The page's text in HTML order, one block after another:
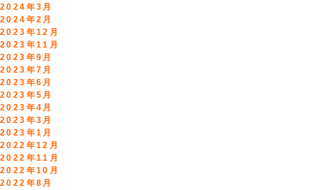
2024年3月
2024年2月
2023年12月
2023年11月
2023年9月
2023年7月
2023年6月
2023年5月
2023年4月
2023年3月
2023年1月
2022年12月
2022年11月
2022年10月
2022年8月